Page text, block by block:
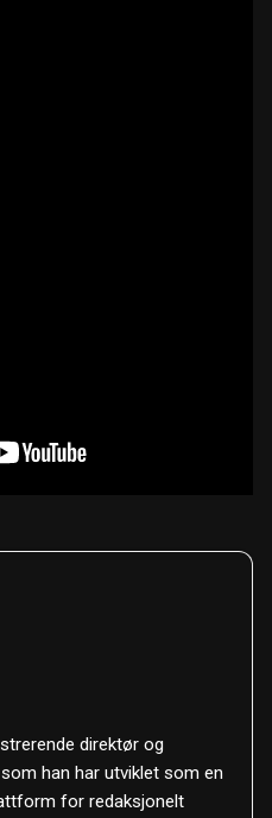
direktør og
han har utviklet som en
for redaksjonelt